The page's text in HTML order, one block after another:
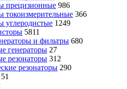
прецизионные 986
токоизмерительные 366
углеродистые 1249
5811
и фильтры 680
генераторы 27
резонаторы 312
резонаторы 290
51